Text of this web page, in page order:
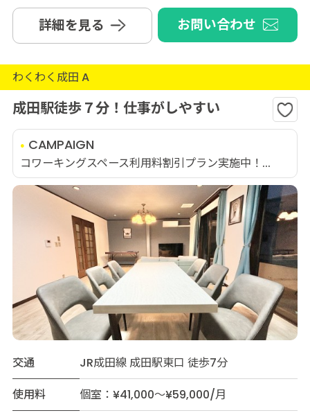
詳細を見る お問い合わせ
わくわく成田 A
成田駅徒歩７分！仕事がしやすい
CAMPAIGN
コワーキングスペース利用料割引プラン実施中！...
交通
JR成田線 成田駅東口 徒歩7分
使用料
個室：¥41,000～¥59,000/月